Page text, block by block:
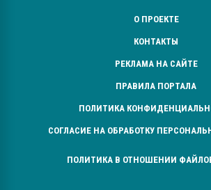
О ПРОЕКТЕ
КОНТАКТЫ
РЕКЛАМА НА САЙТЕ
ПРАВИЛА ПОРТАЛА
ПОЛИТИКА
СОГЛАСИЕ НА ОБРАБОТКУ
ПОЛИТИКА В ОТНОШЕНИИ ФАЙЛОВ